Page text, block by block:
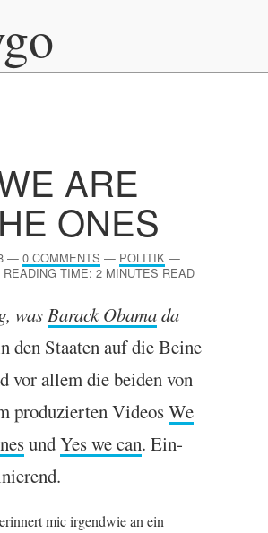
ARE
ONES
— 0 COMMENTS — POLITIK —
TIME: 2 MINUTES READ
wasBarack Obamada
den Staaten auf die Beine
vor allem die beiden von
produzier­ten VideosWe
undYes we can. Ein­
mic irgend­wie an ein